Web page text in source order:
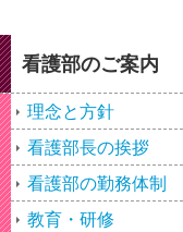
看護部のご案内
理念と方針
看護部長の挨拶
看護部の勤務体制
教育・研修